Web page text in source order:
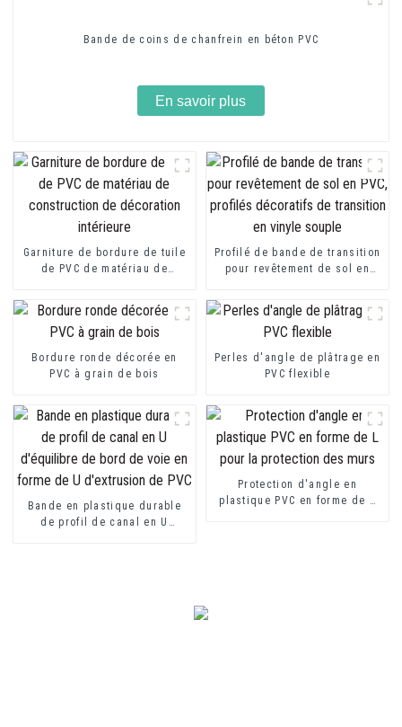
Bande de coins de chanfrein en béton PVC
En savoir plus
Garniture de bordure de tuile
de PVC de matériau de
Profilé de bande de transition
pour revêtement de sol en
Bordure ronde décorée en
PVC à grain de bois
Perles d'angle de plâtrage en
PVC flexible
Bande en plastique durable
de profil de canal en U
Protection d'angle en
plastique PVC en forme de L